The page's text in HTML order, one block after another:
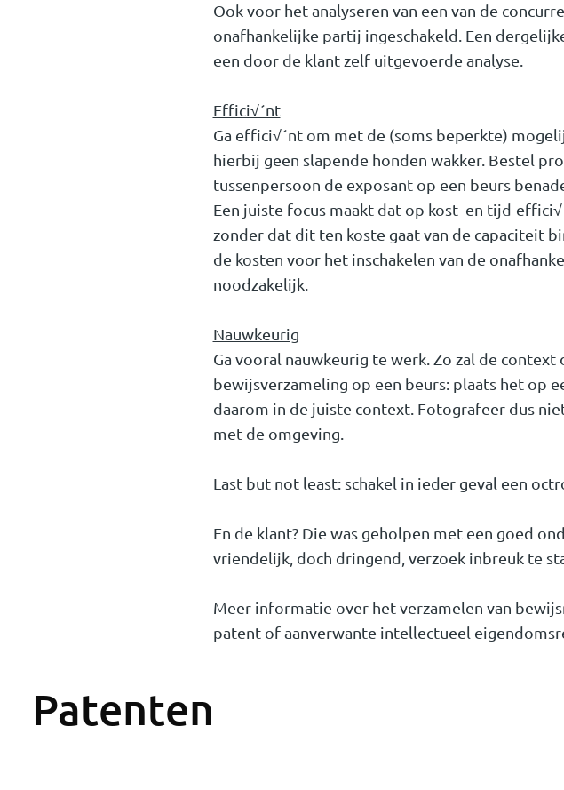
Ook voor het analyseren van een van de
onafhankelijke partij ingeschakeld. Een
een door de klant zelf uitgevoerde analyse.
Effici√´nt
Ga effici√´nt om met de (soms beperkte)
hierbij geen slapende honden wakker. Bestel
tussenpersoon de exposant op een beurs
Een juiste focus maakt dat op kost- en tijd-
zonder dat dit ten koste gaat van de capaciteit
de kosten voor het inschakelen van de
noodzakelijk.
Nauwkeurig
Ga vooral nauwkeurig te werk. Zo zal de
bewijsverzameling op een beurs: plaats het op
daarom in de juiste context. Fotografeer dus
met de omgeving.
Last but not least:schakel in ieder geval een
En de klant? Die was geholpen met een goed
vriendelijk, doch dringend, verzoek inbreuk te
Meer informatie over het verzamelen van
patent of aanverwante intellectueel
Patenten